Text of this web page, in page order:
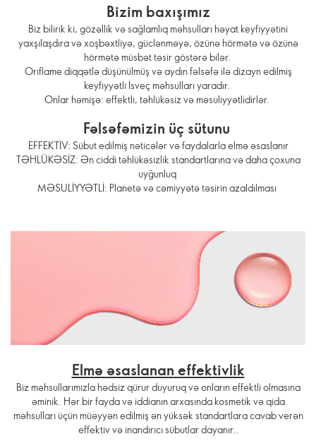
Bizim baxışımız
Biz bilirik ki, gözəllik və sağlamlıq məhsulları həyat keyfiyyətini
yaxşılaşdıra və xoşbəxtliyə, güclənməyə, özünə hörmətə və özünə
hörmətə müsbət təsir göstərə bilər.
Oriflame diqqətlə düşünülmüş və aydın fəlsəfə ilə dizayn edilmiş
keyfiyyətli İsveç məhsulları yaradır.
Onlar həmişə: effektli, təhlükəsiz və məsuliyyətlidirlər.
Fəlsəfəmizin üç sütunu
EFFEKTİV: Sübut edilmiş nəticələr və faydalarla elmə əsaslanır
TƏHLÜKƏSİZ: Ən ciddi təhlükəsizlik standartlarına və daha çoxuna
uyğunluq
MƏSULİYYƏTLİ: Planetə və cəmiyyətə təsirin azaldılması
Elmə əsaslanan effektivlik
Biz məhsullarımızla hədsiz qürur duyuruq və onların effektli olmasına
əminik. Hər bir fayda və iddianın arxasında kosmetik və qida
məhsulları üçün müəyyən edilmiş ən yüksək standartlara cavab verən
effektiv və inandırıcı sübutlar dayanır..